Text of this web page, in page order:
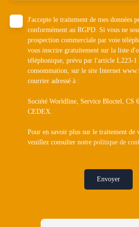
J'accepte le traitement de mes données
conformément au RGPD. Si vous ne
prospection commerciale par voie
vous inscrire gratuitement sur la liste
téléphonique, prévu par l'article L223-1
consommation, sur le site Internet
courrier adressé à :
Société Worldline, Service Bloctel, CS
CEDEX.
Pour en savoir plus sur le traitement de
veuillez consulter notre politique de
Envoyer